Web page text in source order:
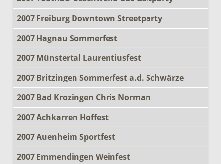
2007 Freiburg Downtown Streetparty
2007 Hagnau Sommerfest
2007 Münstertal Laurentiusfest
2007 Britzingen Sommerfest a.d. Schwärze
2007 Bad Krozingen Chris Norman
2007 Achkarren Hoffest
2007 Auenheim Sportfest
2007 Emmendingen Weinfest